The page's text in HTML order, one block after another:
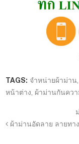
TAGS: จำหน่ายผ้าม่าน,
หน้าต่าง, ผ้าม่านกันคว
ผ้าม่านอัดลาย ลายทา